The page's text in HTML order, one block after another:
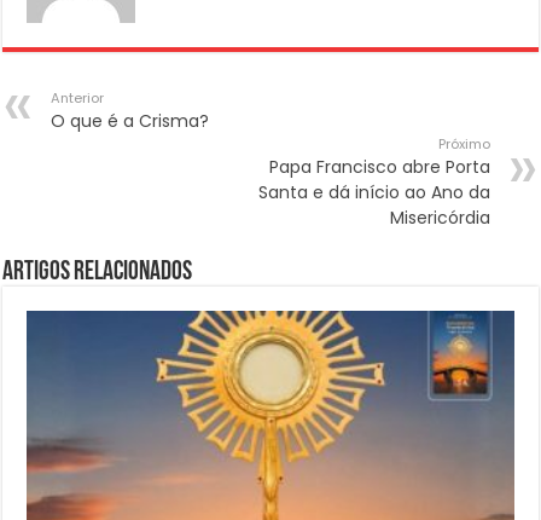
Anterior
O que é a Crisma?
Próximo
Papa Francisco abre Porta
Santa e dá início ao Ano da
Misericórdia
Artigos Relacionados